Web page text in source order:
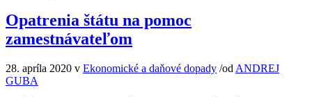
Opatrenia štátu na pomoc
zamestnávateľom
28. apríla 2020 v Ekonomické a daňové dopady /od ANDREJ
GUBA